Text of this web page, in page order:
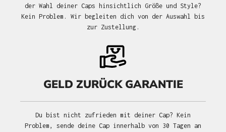
der Wahl deiner Caps hinsichtlich Größe und Style?
Kein Problem. Wir begleiten dich von der Auswahl bis
zur Zustellung.
GELD ZURÜCK GARANTIE
Du bist nicht zufrieden mit deiner Cap? Kein
Problem, sende deine Cap innerhalb von 30 Tagen an